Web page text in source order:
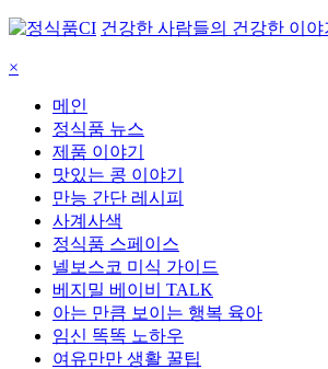
건강한 사람들의 건강한 이야
×
메인
정식품 뉴스
제품 이야기
맛있는 콩 이야기
만능 간단 레시피
사계사색
정식품 스페이스
넬보스코 미식 가이드
베지밀 베이비 TALK
아는 만큼 보이는 행복 육아
임신 똑똑 노하우
여유만만 생활 꿀팁